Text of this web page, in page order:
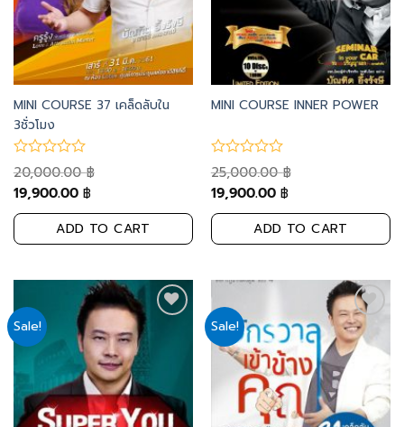
MINI COURSE 37 เคล็ดลับใน
3ชั่วโมง
20,000.00฿
19,900.00 ฿
ADD TO CART
MINI COURSE INNER POWER
25,000.00฿
19,900.00 ฿
ADD TO CART
Sale! Sale!
Add
to
wishlist